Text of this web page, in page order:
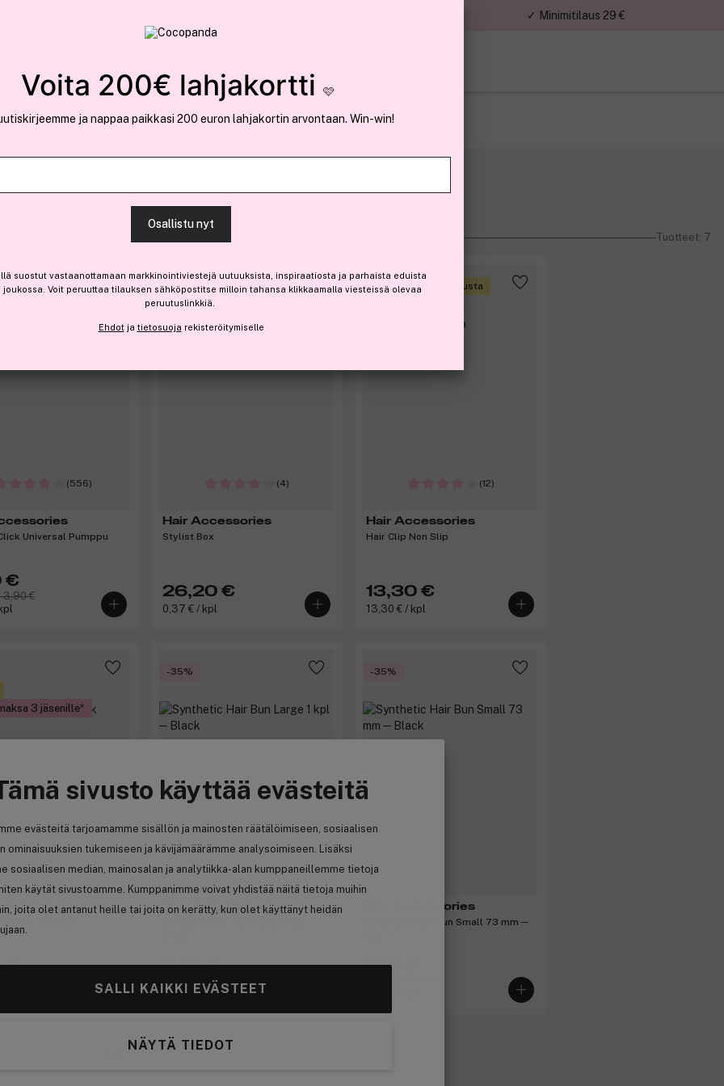
sivusto käyttää evästeitä
evästeitä tarjoamamme sisällön ja mainosten räätälöimiseen, sosiaalisen
ominaisuuksien tukemiseen ja kävijämäärämme analysoimiseen. Lisäksi
sosiaalisen median, mainosalan ja analytiikka-alan kumppaneillemme tietoja
käytät sivustoamme. Kumppanimme voivat yhdistää näitä tietoja muihin
joita olet antanut heille tai joita on kerätty, kun olet käyttänyt heidän
SALLI KAIKKI EVÄSTEET
NÄYTÄ TIEDOT
✓ Minimitilaus 29 €
Tuotteet: 7
(556)
Universal Pumppu
€
3,90 €
Ansaitse 2,65 € bonusta
(4)
Hair Accessories
Stylist Box
26,20 €
0,37 € / kpl
Ansaitse 1,35 € bonusta
(12)
Hair Accessories
Hair Clip Non Slip
13,30 €
13,30 € / kpl
3 jäsenille
€
-35%
Hair Accessories
7,20 €
Aiemmin 11,10 €
7,20 € / kpl
-35%
Hair Accessories
Synthetic Hair Bun Small 73 mm ─
7,15 €
Voita 200€ lahjakortti 🩷
ja nappaa paikkasi 200 euron lahjakortin arvontaan. Win-win!
Osallistu nyt
suostut vastaanottamaan markkinointiviestejä uutuuksista, inspiraatiosta ja parhaista eduista
joukossa. Voit peruuttaa tilauksen sähköpostitse milloin tahansa klikkaamalla viesteissä olevaa
peruutuslinkkiä.
Ehdotja tietosuoja rekisteröitymiselle